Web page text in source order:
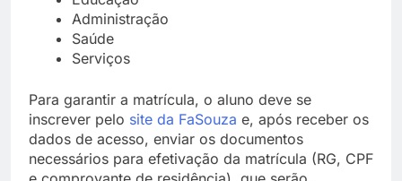
Administração
Saúde
Serviços
Para garantir a matrícula, o aluno deve se
inscrever pelo site da FaSouza e, após receber os
dados de acesso, enviar os documentos
necessários para efetivação da matrícula (RG, CPF